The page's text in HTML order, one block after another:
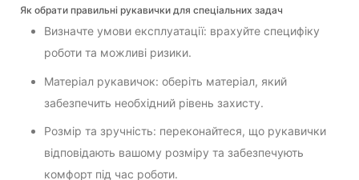
Як обрати правильні рукавички для спеціальних задач
Визначте умови експлуатації: врахуйте специфіку
роботи та можливі ризики.
Матеріал рукавичок: оберіть матеріал, який
забезпечить необхідний рівень захисту.
Розмір та зручність: переконайтеся, що рукавички
відповідають вашому розміру та забезпечують
комфорт під час роботи.